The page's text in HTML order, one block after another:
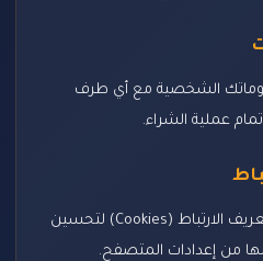
الشخصية مع أي طرف
عملية الشراء.
قد يستخدم موقعنا ملفات تعريف الارتباط (Cookies) لتحسين
من إعدادات المتصفح.